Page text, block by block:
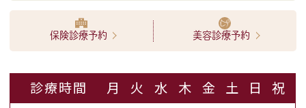
保険診療予約 美容診療予約
診療時間 月 火 水 木 金 土 日 祝